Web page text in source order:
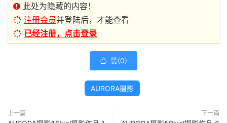
此处为隐藏的内容！
注册会员并登陆后，才能查看
已经注册，点击登录
 赞(0)
AURORA摄影
上一篇 下一篇